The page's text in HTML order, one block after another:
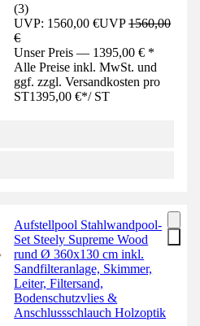
(3)
UVP: 1560,00 €UVP1560,00
€
Unser Preis — 1395,00 € *
Alle Preise inkl. MwSt. und
ggf. zzgl. Versandkosten pro
ST1395,00 €*/ ST
Aufstellpool Stahlwandpool-
Set Steely Supreme Wood
rund Ø 360x130 cm inkl.
Sandfilteranlage, Skimmer,
Leiter, Filtersand,
Bodenschutzvlies &
Anschlussschlauch Holzoptik